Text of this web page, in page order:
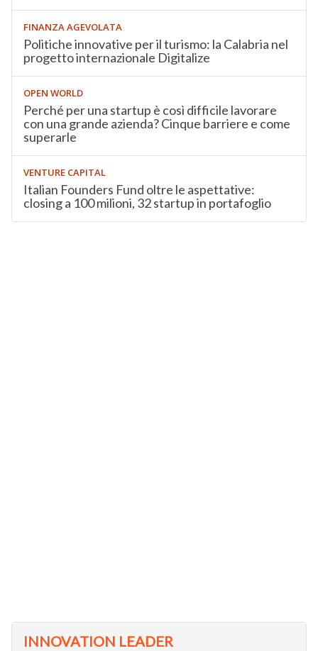
FINANZA AGEVOLATA
Politiche innovative per il turismo: la Calabria nel
progetto internazionale Digitalize
OPEN WORLD
Perché per una startup è così difficile lavorare
con una grande azienda? Cinque barriere e come
superarle
VENTURE CAPITAL
Italian Founders Fund oltre le aspettative:
closing a 100 milioni, 32 startup in portafoglio
INNOVATION LEADER